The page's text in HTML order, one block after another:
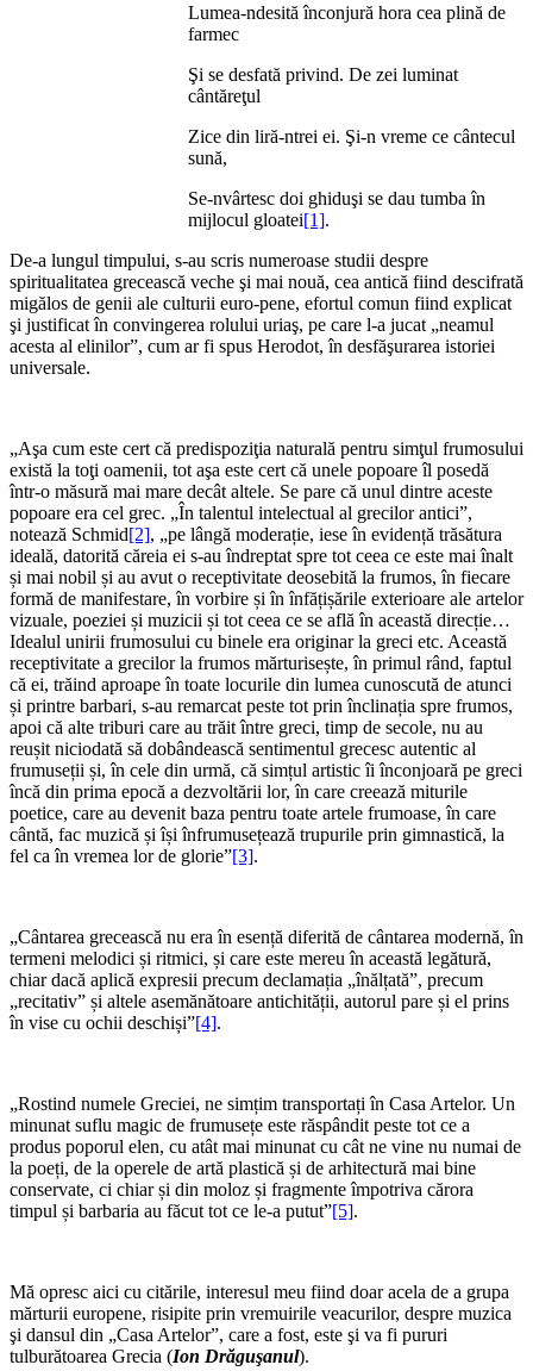
Lumea-ndesită înconjură hora cea plină de
farmec
Şi se desfată privind. De zei luminat
cântăreţul
Zice din liră-ntrei ei. Şi-n vreme ce cântecul
sună,
Se-nvârtesc doi ghiduşi se dau tumba în
mijlocul gloatei[1].
De-a lungul timpului, s-au scris numeroase studii despre
spiritualitatea grecească veche şi mai nouă, cea antică fiind descifrată
migălos de genii ale culturii euro-pene, efortul comun fiind explicat
şi justificat în convingerea rolului uriaş, pe care l-a jucat „neamul
acesta al elinilor”, cum ar fi spus Herodot, în desfăşurarea istoriei
universale.
„Aşa cum este cert că predispoziţia naturală pentru simţul frumosului
există la toţi oamenii, tot aşa este cert că unele popoare îl posedă
într-o măsură mai mare decât altele. Se pare că unul dintre aceste
popoare era cel grec. „În talentul intelectual al grecilor antici”,
notează Schmid[2], „pe lângă moderație, iese în evidență trăsătura
ideală, datorită căreia ei s-au îndreptat spre tot ceea ce este mai înalt
și mai nobil și au avut o receptivitate deosebită la frumos, în fiecare
formă de manifestare, în vorbire și în înfățișările exterioare ale artelor
vizuale, poeziei și muzicii și tot ceea ce se află în această direcție…
Idealul unirii frumosului cu binele era originar la greci etc. Această
receptivitate a grecilor la frumos mărturisește, în primul rând, faptul
că ei, trăind aproape în toate locurile din lumea cunoscută de atunci
și printre barbari, s-au remarcat peste tot prin înclinația spre frumos,
apoi că alte triburi care au trăit între greci, timp de secole, nu au
reușit niciodată să dobândească sentimentul grecesc autentic al
frumuseții și, în cele din urmă, că simțul artistic îi înconjoară pe greci
încă din prima epocă a dezvoltării lor, în care creează miturile
poetice, care au devenit baza pentru toate artele frumoase, în care
cântă, fac muzică și își înfrumusețează trupurile prin gimnastică, la
fel ca în vremea lor de glorie”[3].
„Cântarea grecească nu era în esență diferită de cântarea modernă, în
termeni melodici și ritmici, și care este mereu în această legătură,
chiar dacă aplică expresii precum declamația „înălțată”, precum
„recitativ” și altele asemănătoare antichității, autorul pare și el prins
în vise cu ochii deschiși”[4].
„Rostind numele Greciei, ne simțim transportați în Casa Artelor. Un
minunat suflu magic de frumusețe este răspândit peste tot ce a
produs poporul elen, cu atât mai minunat cu cât ne vine nu numai de
la poeți, de la operele de artă plastică și de arhitectură mai bine
conservate, ci chiar și din moloz și fragmente împotriva cărora
timpul și barbaria au făcut tot ce le-a putut”[5].
Mă opresc aici cu citările, interesul meu fiind doar acela de a grupa
mărturii europene, risipite prin vremuirile veacurilor, despre muzica
şi dansul din „Casa Artelor”, care a fost, este şi va fi pururi
tulburătoarea Grecia (Ion Drăguşanul).